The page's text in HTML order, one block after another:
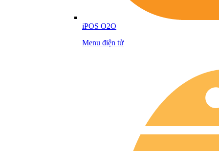
iPOS O2O
Menu điện tử